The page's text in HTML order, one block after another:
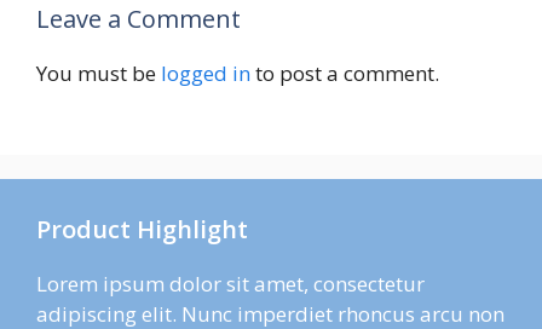
Leave a Comment
You must be logged into post a comment.
Product Highlight
Lorem ipsum dolor sit amet, consectetur
adipiscing elit. Nunc imperdiet rhoncus arcu non